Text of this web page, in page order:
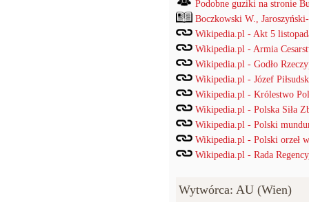
Podobne guziki na stronie
Boczkowski W.,
Wikipedia.pl - Akt 5
Wikipedia.pl - Armia
Wikipedia.pl - Godło
Wikipedia.pl - Józef
Wikipedia.pl - Królestwo
Wikipedia.pl - Polska Siła
Wikipedia.pl - Polski
Wikipedia.pl - Polski orzeł
Wikipedia.pl - Rada
Wytwórca: AU (Wien)